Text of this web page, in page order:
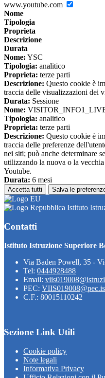
www.youtube.com
Nome
Tipologia
Proprieta
Descrizione
Durata
Nome: YSC
Tipologia: analitico
Proprieta: terze parti
Descrizione: Questo cookie è
traccia delle visualizzazioni dei
Durata: Sessione
Nome:
Tipologia: analitico
Proprieta: terze parti
Descrizione: Questo cookie è
traccia delle preferenze
nei siti; può anche determinare
utilizzando la nuova o la
Youtube.
Durata: 6 mesi
Accetta tutti Salva le
Istituto
Contatti
Istituto Istruzione Superiore
Via Baden Powell, 35 -
Tel: 0444928488
Email:
PEC:
C.F.: 80015110242
Sezione Link Utili
Cookie policy
Note legali
Informativa Privacy